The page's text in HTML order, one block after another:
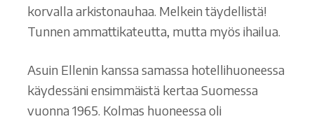
korvalla arkistonauhaa. Melkein täydellistä!
Tunnen ammattikateutta, mutta myös ihailua.
Asuin Ellenin kanssa samassa hotellihuoneessa
käydessäni ensimmäistä kertaa Suomessa
vuonna 1965. Kolmas huoneessa oli